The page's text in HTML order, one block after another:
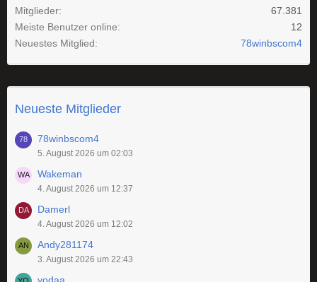
Mitglieder
67.381
Meiste Benutzer online
12
Neuestes Mitglied
78winbscom4
Neueste Mitglieder
78winbscom4
5. August 2026 um 02:03
Wakeman
4. August 2026 um 12:37
Damerl
4. August 2026 um 12:02
Andy281174
3. August 2026 um 22:43
yodaa